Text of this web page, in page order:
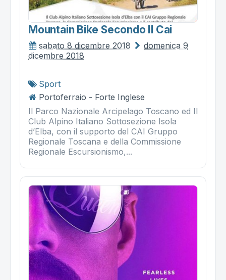
Mountain Bike Secondo Il Cai
sabato 8 dicembre 2018
domenica 9
dicembre 2018
Sport
Portoferraio - Forte Inglese
Il Parco Nazionale Arcipelago Toscano ed Il
Club Alpino Italiano Sottosezione Isola
d’Elba, con il supporto del CAI Gruppo
Regionale Toscana e della Commissione
Regionale Escursionismo,...